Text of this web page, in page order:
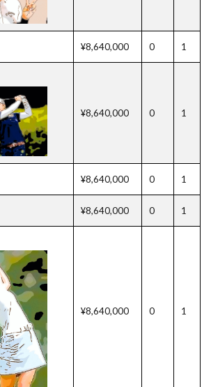
¥8,640,000 0 1
¥8,640,000 0 1
¥8,640,000 0 1
¥8,640,000 0 1
¥8,640,000 0 1